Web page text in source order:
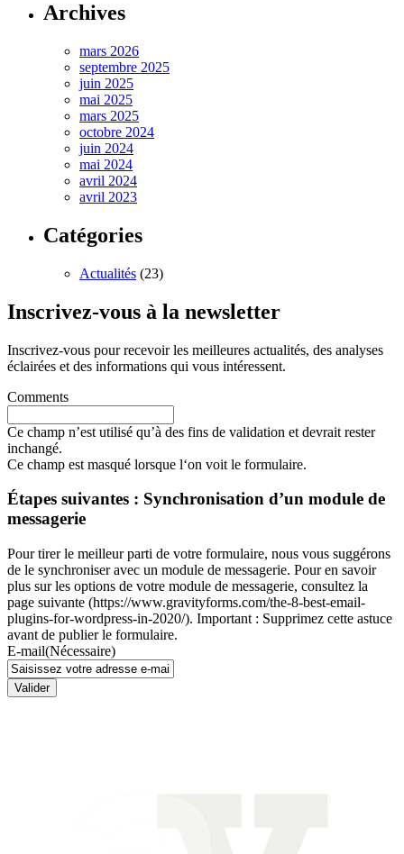
Archives
mars 2026
septembre 2025
juin 2025
mai 2025
mars 2025
octobre 2024
juin 2024
mai 2024
avril 2024
avril 2023
Catégories
Actualités (23)
Inscrivez-vous à la newsletter
Inscrivez-vous pour recevoir les meilleures actualités, des analyses
éclairées et des informations qui vous intéressent.
Comments
Ce champ n’est utilisé qu’à des fins de validation et devrait rester
inchangé.
Ce champ est masqué lorsque l‘on voit le formulaire.
Étapes suivantes : Synchronisation d’un module de
messagerie
Pour tirer le meilleur parti de votre formulaire, nous vous suggérons
de le synchroniser avec un module de messagerie. Pour en savoir
plus sur les options de votre module de messagerie, consultez la
page suivante (https://www.gravityforms.com/the-8-best-email-
plugins-for-wordpress-in-2020/). Important : Supprimez cette astuce
avant de publier le formulaire.
E-mail(Nécessaire)
Valider